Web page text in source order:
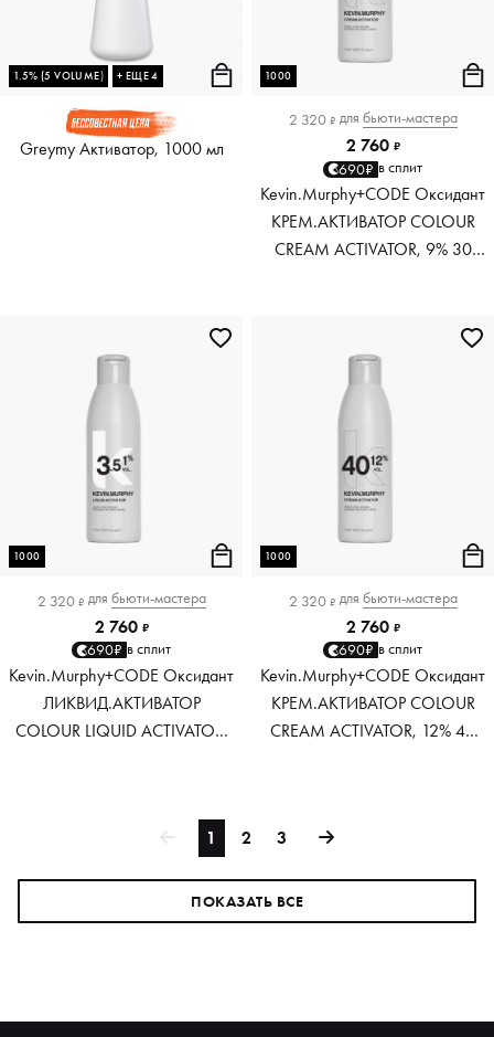
1.5% (5 VOLUME) + ЕЩЕ 4
Greymy Активатор, 1000 мл
1000
2 320 ₽ для бьюти-мастера
2 760 ₽
690₽ в сплит
Kevin.Murphy+CODE Оксидант
КРЕМ.АКТИВАТОР COLOUR
CREAM ACTIVATOR, 9% 30
1000
2 320 ₽ для бьюти-мастера
2 760 ₽
690₽ в сплит
Kevin.Murphy+CODE Оксидант
ЛИКВИД.АКТИВАТОР
COLOUR LIQUID ACTIVATOR,
1000
2 320 ₽ для бьюти-мастера
2 760 ₽
690₽ в сплит
Kevin.Murphy+CODE Оксидант
КРЕМ.АКТИВАТОР COLOUR
CREAM ACTIVATOR, 12% 40
1 2 3
ПОКАЗАТЬ ВСЕ